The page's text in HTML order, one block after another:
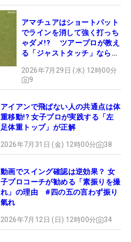
アマチュアはショートパット
でラインを消して強く打っち
ゃダメ!? ツアープロが教え
る「ジャストタッチ」なら3
2026年7月29日 (水) 12時00分
9
アイアンで飛ばない人の共通点は体
重移動!? 女子プロが実践する「左
足体重トップ」が正解
2026年7月31日 (金) 12時00分 38
動画でスイング確認は逆効果？ 女
子プロコーチが勧める「素振りを撮
れ」の理由 #四の五の言わず振り
氣れ
2026年7月12日 (日) 12時00分 34